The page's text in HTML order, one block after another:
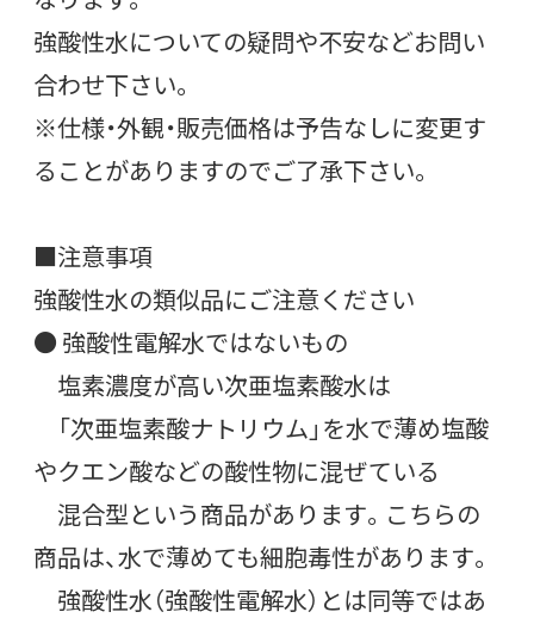
強酸性水についての疑問や不安などお問い
合わせ下さい。
※仕様・外観・販売価格は予告なしに変更す
ることがありますのでご了承下さい。
■注意事項
強酸性水の類似品にご注意ください
● 強酸性電解水ではないもの
塩素濃度が高い次亜塩素酸水は
「次亜塩素酸ナトリウム」を水で薄め塩酸
やクエン酸などの酸性物に混ぜている
混合型という商品があります。こちらの
商品は、水で薄めても細胞毒性があります。
強酸性水（強酸性電解水）とは同等ではあ